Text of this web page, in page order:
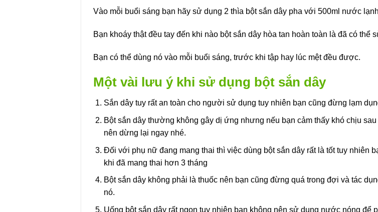
Vào mỗi buổi sáng bạn hãy sử dụng 2 thìa bột sắn dây pha với 500ml nước
Bạn khoáy thật đều tay đến khi nào bột sắn dây hòa tan hoàn toàn là đã có thể
Bạn có thể dùng nó vào mỗi buổi sáng, trước khi tập hay lúc mệt đều được.
Một vài lưu ý khi sử dụng bột sắn dây
Sắn dây tuy rất an toàn cho người sử dụng tuy nhiên bạn cũng đừng lạm
Bột sắn dây thường không gây dị ứng nhưng nếu bạn cảm thấy khó chịu
nên dừng lại ngay nhé.
Đối với phụ nữ đang mang thai thì việc dùng bột sắn dây rất là tốt tuy nhiên
khi đã mang thai hơn 3 tháng
Bột sắn dây không phải là thuốc nên bạn cũng đừng quá trong đợi và tác
nó.
Uống bột sắn dây rất ngon tuy nhiên bạn không nên sử dụng nước nóng để